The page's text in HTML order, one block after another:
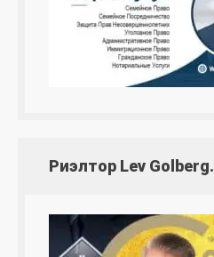
Риэлтор Lev Golberg.